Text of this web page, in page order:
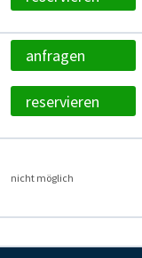
anfragen
reservieren
nicht möglich